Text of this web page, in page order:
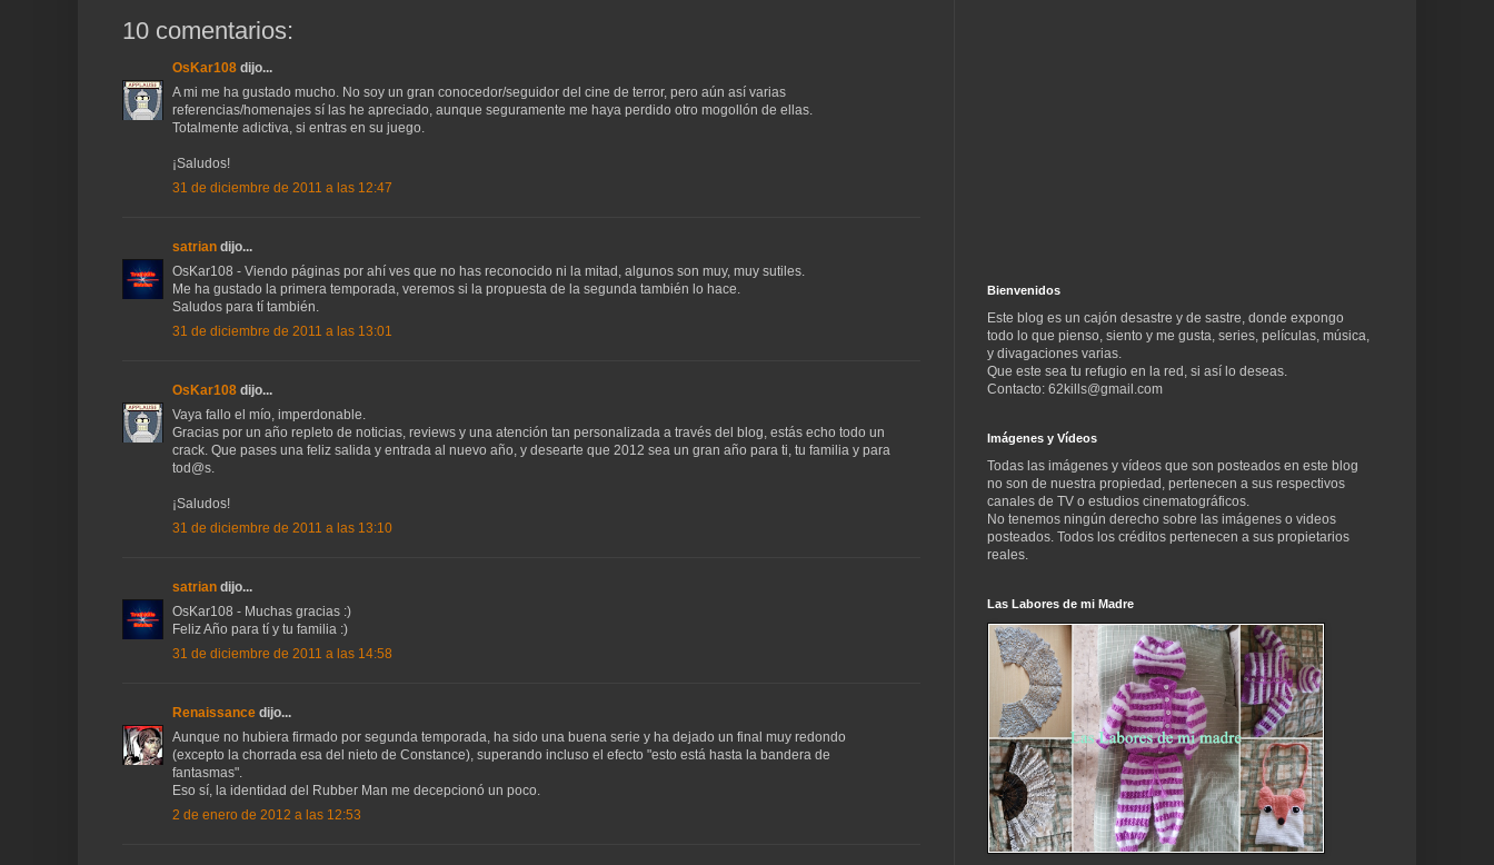
10 comentarios:
OsKar108 dijo...
A mi me ha gustado mucho. No soy un gran conocedor/seguidor del cine de terror, pero aún así varias
referencias/homenajes sí las he apreciado, aunque seguramente me haya perdido otro mogollón de ellas.
Totalmente adictiva, si entras en su juego.
¡Saludos!
31 de diciembre de 2011 a las 12:47
satrian dijo...
OsKar108 - Viendo páginas por ahí ves que no has reconocido ni la mitad, algunos son muy, muy sutiles.
Me ha gustado la primera temporada, veremos si la propuesta de la segunda también lo hace.
Saludos para tí también.
31 de diciembre de 2011 a las 13:01
OsKar108 dijo...
Vaya fallo el mío, imperdonable.
Gracias por un año repleto de noticias, reviews y una atención tan personalizada a través del blog, estás echo todo un
crack. Que pases una feliz salida y entrada al nuevo año, y desearte que 2012 sea un gran año para ti, tu familia y para
tod@s.
¡Saludos!
31 de diciembre de 2011 a las 13:10
satrian dijo...
OsKar108 - Muchas gracias :)
Feliz Año para tí y tu familia :)
31 de diciembre de 2011 a las 14:58
Renaissance dijo...
Aunque no hubiera firmado por segunda temporada, ha sido una buena serie y ha dejado un final muy redondo
(excepto la chorrada esa del nieto de Constance), superando incluso el efecto "esto está hasta la bandera de
fantasmas".
Eso sí, la identidad del Rubber Man me decepcionó un poco.
2 de enero de 2012 a las 12:53
Bienvenidos
Este blog es un cajón desastre y de sastre, donde expongo
todo lo que pienso, siento y me gusta, series, películas, música,
y divagaciones varias.
Que este sea tu refugio en la red, si así lo deseas.
Contacto: 62kills@gmail.com
Imágenes y Vídeos
Todas las imágenes y vídeos que son posteados en este blog
no son de nuestra propiedad, pertenecen a sus respectivos
canales de TV o estudios cinematográficos.
No tenemos ningún derecho sobre las imágenes o videos
posteados. Todos los créditos pertenecen a sus propietarios
reales.
Las Labores de mi Madre